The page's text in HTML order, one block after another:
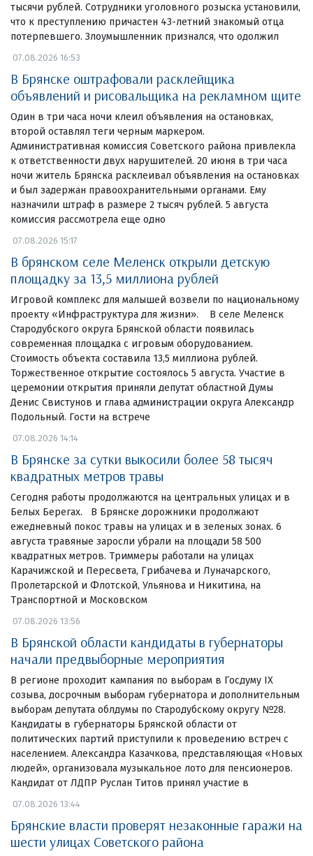
тысячи рублей. Сотрудники уголовного розыска установили,
что к преступлению причастен 43-летний знакомый отца
потерпевшего. Злоумышленник признался, что одолжил
07.08.2026 16:53
В Брянске оштрафовали расклейщика
объявлений и рисовальщика на рекламном щите
Один в три часа ночи клеил объявления на остановках,
второй оставлял теги черным маркером.
Административная комиссия Советского района привлекла
к ответственности двух нарушителей. 20 июня в три часа
ночи житель Брянска расклеивал объявления на остановках
и был задержан правоохранительными органами. Ему
назначили штраф в размере 2 тысяч рублей. 5 августа
комиссия рассмотрела еще одно
07.08.2026 15:17
В брянском селе Меленск открыли детскую
площадку за 13,5 миллиона рублей
Игровой комплекс для малышей возвели по национальному
проекту «Инфраструктура для жизни». В селе Меленск
Стародубского округа Брянской области появилась
современная площадка с игровым оборудованием.
Стоимость объекта составила 13,5 миллиона рублей.
Торжественное открытие состоялось 5 августа. Участие в
церемонии открытия приняли депутат областной Думы
Денис Свистунов и глава администрации округа Александр
Подольный. Гости на встрече
07.08.2026 14:14
В Брянске за сутки выкосили более 58 тысяч
квадратных метров травы
Сегодня работы продолжаются на центральных улицах и в
Белых Берегах. В Брянске дорожники продолжают
ежедневный покос травы на улицах и в зеленых зонах. 6
августа травяные заросли убрали на площади 58 500
квадратных метров. Триммеры работали на улицах
Карачижской и Пересвета, Грибачева и Луначарского,
Пролетарской и Флотской, Ульянова и Никитина, на
Транспортной и Московском
07.08.2026 13:56
В Брянской области кандидаты в губернаторы
начали предвыборные мероприятия
В регионе проходит кампания по выборам в Госдуму IX
созыва, досрочным выборам губернатора и дополнительным
выборам депутата облдумы по Стародубскому округу №28.
Кандидаты в губернаторы Брянской области от
политических партий приступили к проведению встреч с
населением. Александра Казачкова, представляющая «Новых
людей», организовала музыкальное лото для пенсионеров.
Кандидат от ЛДПР Руслан Титов принял участие в
07.08.2026 13:44
Брянские власти проверят незаконные гаражи на
шести улицах Советского района